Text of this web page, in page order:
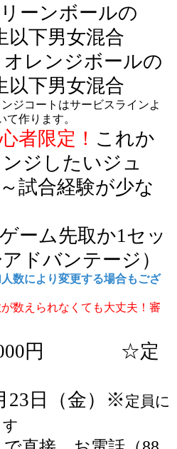
ンボールの
以下男女混合
ボールの
以下男女混合
ジコートはサービスラインよ
て作ります。
者限定！ これか
ジしたいジュ
試合経験が少な
ーム先取か1 セッ
ドバンテージ）
数により変更する場合もござ
が数えられなくても大丈夫！審
円 ☆定
23 日（金）※定員に